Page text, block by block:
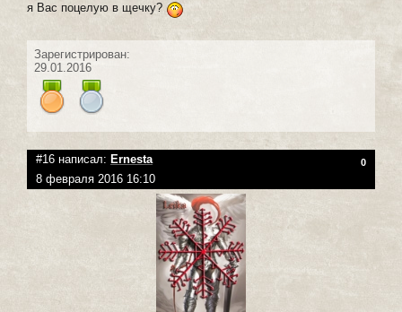
я Вас поцелую в щечку?
Зарегистрирован:
29.01.2016
#16 написал: Ernesta 0
8 февраля 2016 16:10